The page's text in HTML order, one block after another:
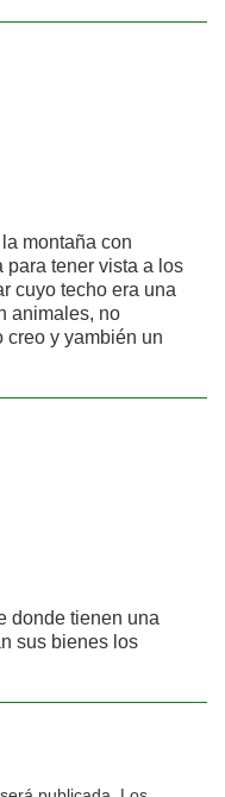
montaña con
para tener vista a los
cuyo techo era una
animales, no
creo y yambién un
donde tienen una
sus bienes los